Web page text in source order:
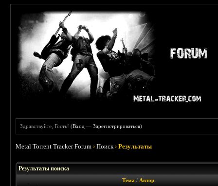
Здравствуйте, Гость! (Вход —Зарегистрироваться)
Metal Torrent Tracker Forum ›Поиск ›Результаты
Результаты поиска
Тема / Автор